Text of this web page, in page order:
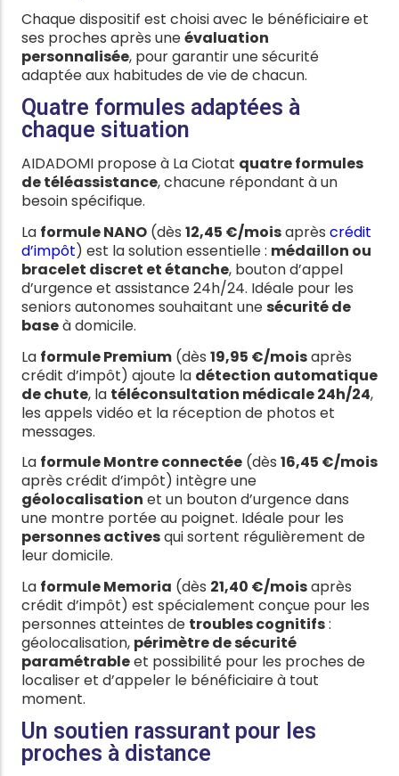
Chaque dispositif est choisi avec le bénéficiaire et
ses proches après uneévaluation
personnalisée, pour garantir une sécurité
adaptée aux habitudes de vie de chacun.
Quatre formules adaptées à
chaque situation
AIDADOMI propose à La Ciotat quatre formules
de téléassistance, chacune répondant à un
besoin spécifique.
La formule NANO (dès 12,45 €/moisaprès crédit
d’impôt) est la solution essentielle : médaillon ou
bracelet discret et étanche, bouton d’appel
d’urgence et assistance 24h/24. Idéale pour les
seniors autonomes souhaitant unesécurité de
baseà domicile.
La formule Premium (dès 19,95 €/moisaprès
crédit d’impôt) ajoute la détection automatique
de chute, la téléconsultation médicale 24h/24,
les appels vidéo et la réception de photos et
messages.
La formule Montre connectée (dès 16,45 €/mois
après crédit d’impôt) intègre une
géolocalisation et un bouton d’urgence dans
une montre portée au poignet. Idéale pour les
personnes activesqui sortent régulièrement de
leur domicile.
La formule Memoria (dès 21,40 €/moisaprès
crédit d’impôt) est spécialement conçue pour les
personnes atteintes de troubles cognitifs:
géolocalisation, périmètre de sécurité
paramétrableet possibilité pour les proches de
localiser et d’appeler le bénéficiaire à tout
moment.
Un soutien rassurant pour les
proches à distance